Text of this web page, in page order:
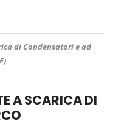
di Condensatori e ad
A SCARICA DI